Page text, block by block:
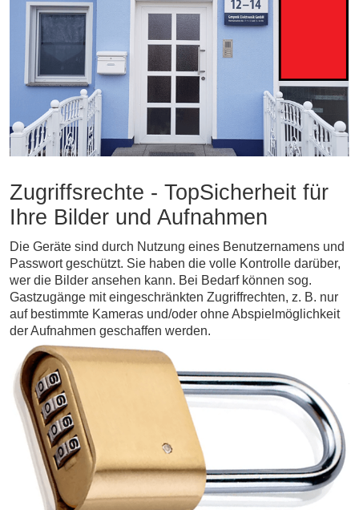
Zugriffsrechte - TopSicherheit für
Ihre Bilder und Aufnahmen
Die Geräte sind durch Nutzung eines Benutzernamens und
Passwort geschützt. Sie haben die volle Kontrolle darüber,
wer die Bilder ansehen kann. Bei Bedarf können sog.
Gastzugänge mit eingeschränkten Zugriffrechten, z. B. nur
auf bestimmte Kameras und/oder ohne Abspielmöglichkeit
der Aufnahmen geschaffen werden.